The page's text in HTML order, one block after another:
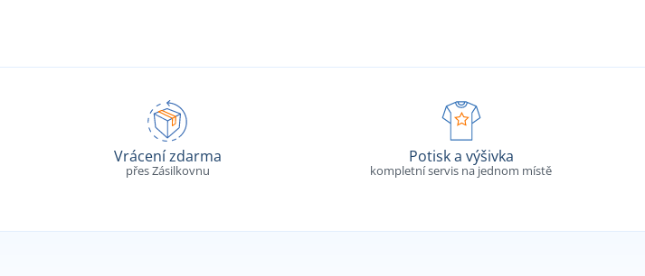
Vrácení zdarma
přes Zásilkovnu
Potisk a výšivka
kompletní servis na jednom místě